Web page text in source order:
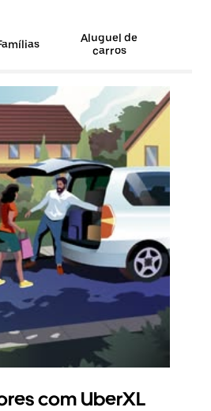
Aluguel de
carros
com UberXL